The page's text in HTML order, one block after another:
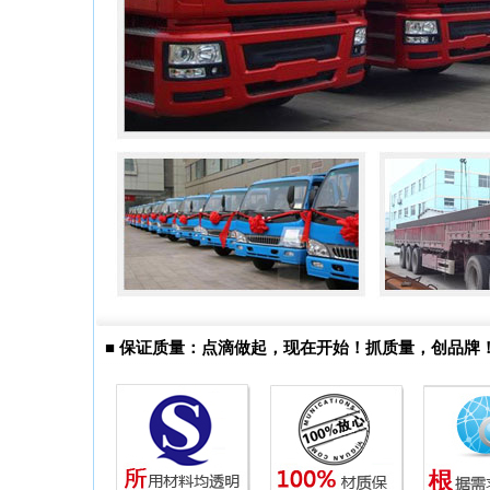
■ 保证质量：点滴做起，现在开始！抓质量，创品牌